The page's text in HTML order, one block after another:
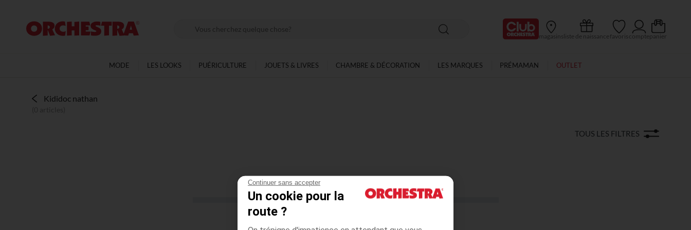
Continuer sans accepter
Un cookie pour la
route ?
Ma Carte Club
magasins liste de naissance favoris compte panier
MODE LES LOOKS PUÉRICULTURE JOUETS & LIVRES CHAMBRE & DÉCORATION LES MARQUES PRÉMAMAN OUTLET
Kididoc nathan
TOUS LES FILTRES
0